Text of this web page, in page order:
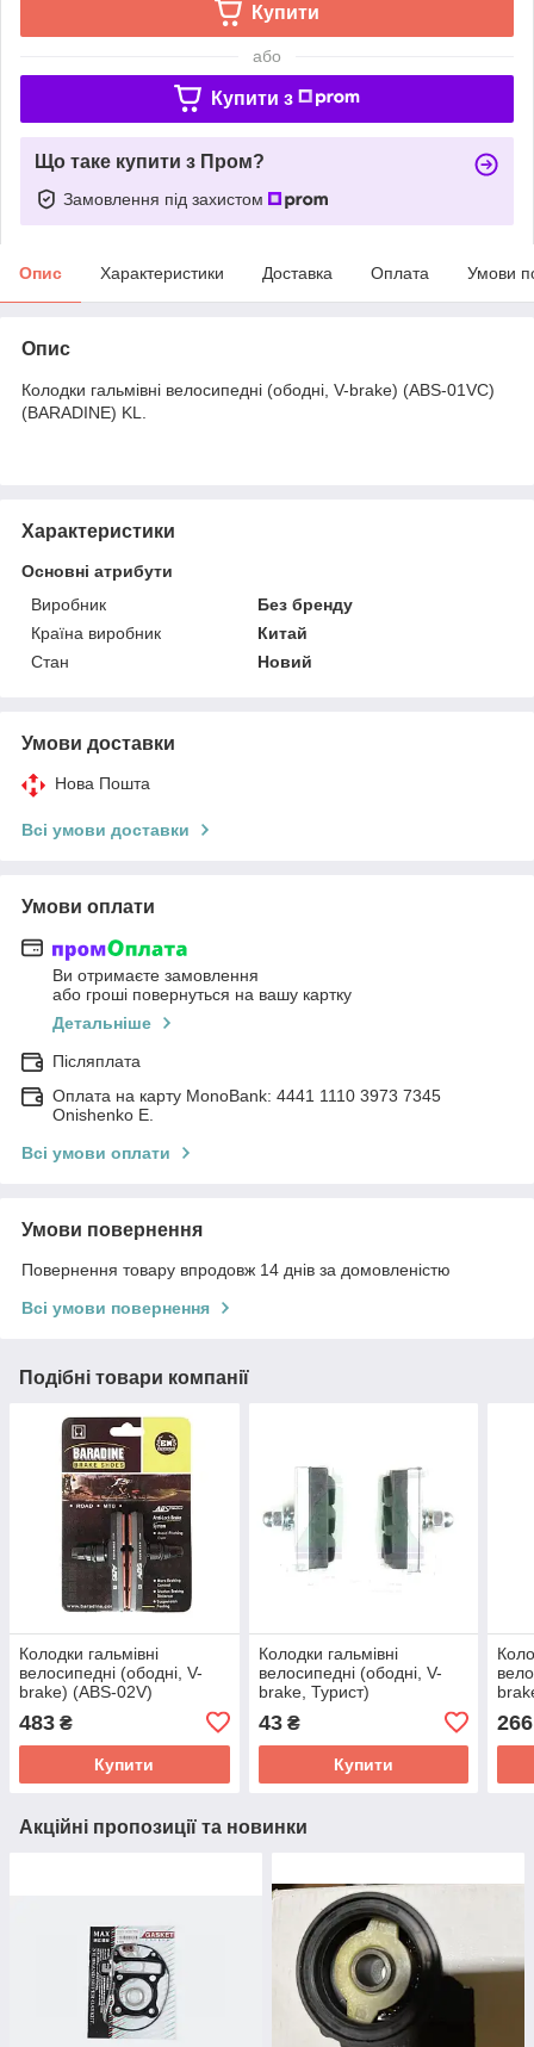
Купити
або
Купити з
Що таке купити з Пром?
Замовлення під захистом
Опис Характеристики Доставка Оплата Умови
Опис
Колодки гальмівні велосипедні (ободні, V-brake) (ABS-01VC)
(BARADINE) KL.
Характеристики
Основні атрибути
Виробник
Без бренду
Країна виробник
Китай
Стан
Новий
Умови доставки
Нова Пошта
Всі умови доставки
Умови оплати
Ви отримаєте замовлення
або гроші повернуться на вашу картку
Детальніше
Післяплата
Оплата на карту MonoBank: 4441 1110 3973 7345
Onishenko E.
Всі умови оплати
Умови повернення
Повернення товару впродовж 14 днів за домовленістю
Всі умови повернення
Подібні товари компанії
Колодки гальмівні
велосипедні (ободні, V-
brake) (ABS-02V)
483 ₴
Купити
Колодки гальмівні
велосипедні (ободні, V-
brake, Турист)
43₴
Купити
266
Акційні пропозиції та новинки